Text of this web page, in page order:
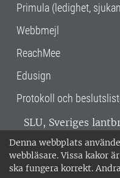
Denna webbplats
webbläsare. Vissa kakor
ska fungera korrekt.
Primula (ledighet,
Webbmejl
ReachMee
Edusign
Protokoll och
SLU, Sveriges
verksamhet över
Alnarp, Uppsala
miljöcertifierat